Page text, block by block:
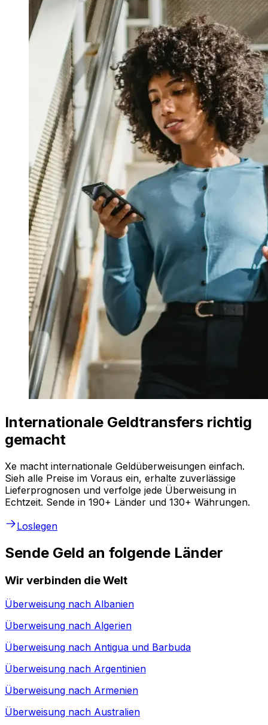
Internationale Geldtransfers richtig
gemacht
Xe macht internationale Geldüberweisungen einfach.
Sieh alle Preise im Voraus ein, erhalte zuverlässige
Lieferprognosen und verfolge jede Überweisung in
Echtzeit. Sende in 190+ Länder und 130+ Währungen.
Loslegen
Sende Geld an folgende Länder
Wir verbinden die Welt
Überweisung nach Albanien
Überweisung nach Algerien
Überweisung nach Antigua und Barbuda
Überweisung nach Argentinien
Überweisung nach Armenien
Überweisung nach Australien